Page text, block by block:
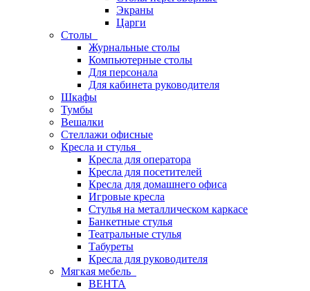
Экраны
Царги
Столы
Журнальные столы
Компьютерные столы
Для персонала
Для кабинета руководителя
Шкафы
Тумбы
Вешалки
Стеллажи офисные
Кресла и стулья
Кресла для оператора
Кресла для посетителей
Кресла для домашнего офиса
Игровые кресла
Стулья на металлическом каркасе
Банкетные стулья
Театральные стулья
Табуреты
Кресла для руководителя
Мягкая мебель
ВЕНТА